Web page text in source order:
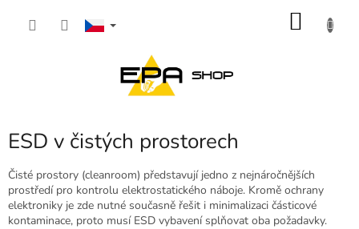
ESD v čistých prostorech
Čisté prostory (cleanroom) představují jedno z nejnáročnějších
prostředí pro kontrolu elektrostatického náboje. Kromě ochrany
elektroniky je zde nutné současně řešit i minimalizaci částicové
kontaminace, proto musí ESD vybavení splňovat oba požadavky.